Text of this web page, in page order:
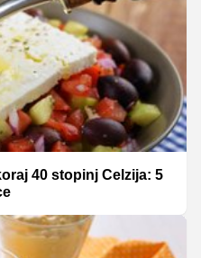
40 stopinj Celzija: 5